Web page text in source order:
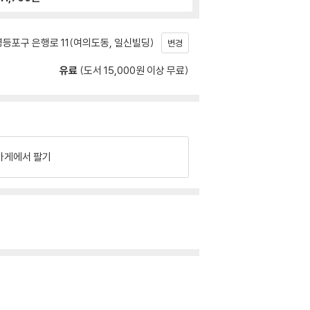
포구 은행로 11(여의도동, 일신빌딩) 변경
유료 (도서 15,000원 이상 무료)
게에서 팔기